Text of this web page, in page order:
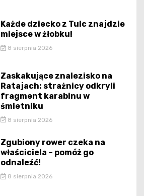
Każde dziecko z Tulc znajdzie
miejsce w żłobku!
8 sierpnia 2026
Zaskakujące znalezisko na
Ratajach: strażnicy odkryli
fragment karabinu w
śmietniku
8 sierpnia 2026
Zgubiony rower czeka na
właściciela – pomóż go
odnaleźć!
8 sierpnia 2026